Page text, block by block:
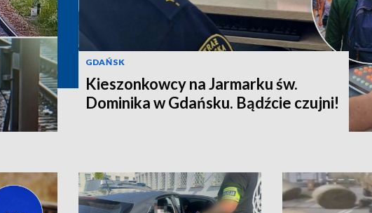
GDAŃSK
Kieszonkowcy na Jarmarku św.
Dominika w Gdańsku. Bądźcie czujni!